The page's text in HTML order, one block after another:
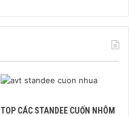
TOP CÁC STANDEE CUỐN NHÔM